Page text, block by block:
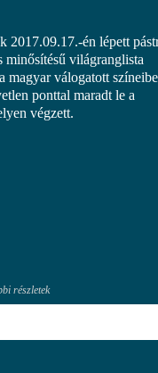
2017.09.17.-én lépett
minősítésű világranglista
magyar válogatott
ponttal maradt le a
végzett.
részletek